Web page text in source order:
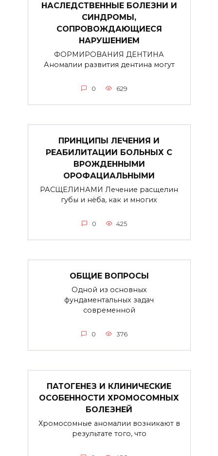
НАСЛЕДСТВЕННЫЕ БОЛЕЗНИ И
СИНДРОМЫ,
СОПРОВОЖДАЮЩИЕСЯ
НАРУШЕНИЕМ
ФОРМИРОВАНИЯ ДЕНТИНА
Аномалии развития дентина могут
0 629
ПРИНЦИПЫ ЛЕЧЕНИЯ И
РЕАБИЛИТАЦИИ БОЛЬНЫХ С
ВРОЖДЕННЫМИ
ОРОФАЦИАЛЬНЫМИ
РАСЩЕЛИНАМИ Лечение расщелин
губы и нёба, как и многих
0 425
ОБЩИЕ ВОПРОСЫ
Одной из основных
фундаментальных задач
современной
0 376
ПАТОГЕНЕЗ И КЛИНИЧЕСКИЕ
ОСОБЕННОСТИ ХРОМОСОМНЫХ
БОЛЕЗНЕЙ
Хромосомные аномалии возникают в
результате того, что